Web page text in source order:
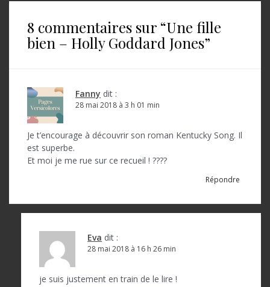
’
8 commentaires sur “Une fille
bien – Holly Goddard Jones”
Fanny dit :
28 mai 2018 à 3 h 01 min
Je t’encourage à découvrir son roman Kentucky Song. Il
est superbe.
Et moi je me rue sur ce recueil ! ????
Répondre
Eva dit :
28 mai 2018 à 16 h 26 min
je suis justement en train de le lire !